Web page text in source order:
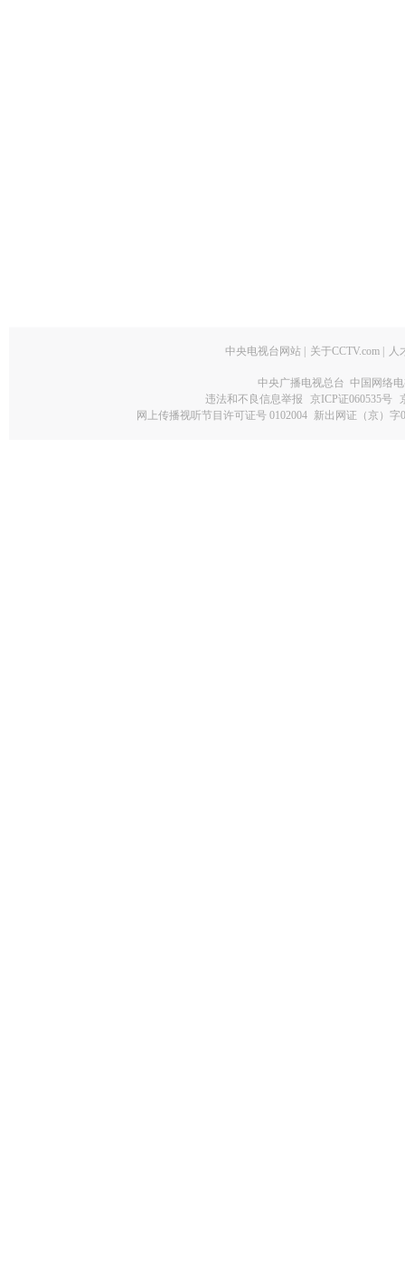
中央电视台网站 关于CCTV.com 人
中央广播电视总台 中国网络
违法和不良信息举报
京ICP证060535号
网上传播视听节目许可证号 0102004 新出网证（京）